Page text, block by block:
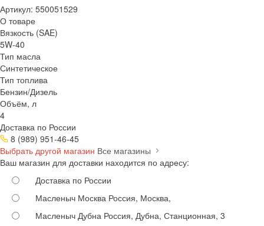
Артикул: 550051529
О товаре
Вязкость (SAE)
5W-40
Тип масла
Синтетическое
Тип топлива
Бензин/Дизель
Объём, л
4
Доставка по России
8 (989) 951-46-45
Выбрать другой магазин Все магазины
Ваш магазин для доставки находится по адресу:
Доставка по России
Масленыч Москва Россия, Москва,
Масленыч Дубна Россия, Дубна, Станционная, 3